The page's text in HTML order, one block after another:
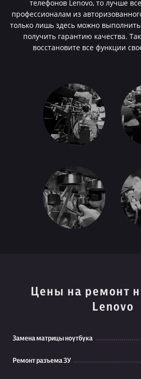
телефонов Lenovo, то лучше
профессионалам из
только лишь здесь можно
получить гарантию качества.
восстановите все функции
Цены на ремонт
Lenovo
Замена матрицы ноутбука
Ремонт разъема ЗУ